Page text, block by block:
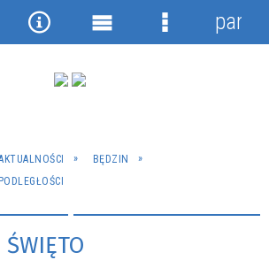
BĘDZIN
NarzędziaMenu
Menu
panel